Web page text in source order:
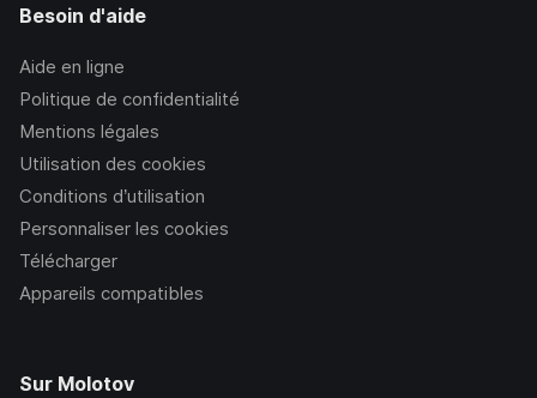
Besoin d'aide
Aide en ligne
Politique de confidentialité
Mentions légales
Utilisation des cookies
Conditions d’utilisation
Personnaliser les cookies
Télécharger
Appareils compatibles
Sur Molotov